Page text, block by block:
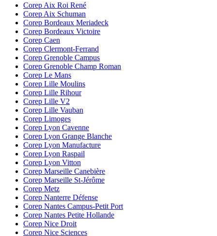
Corep Aix Roi René
Corep Aix Schuman
Corep Bordeaux Meriadeck
Corep Bordeaux Victoire
Corep Caen
Corep Clermont-Ferrand
Corep Grenoble Campus
Corep Grenoble Champ Roman
Corep Le Mans
Corep Lille Moulins
Corep Lille Rihour
Corep Lille V2
Corep Lille Vauban
Corep Limoges
Corep Lyon Cavenne
Corep Lyon Grange Blanche
Corep Lyon Manufacture
Corep Lyon Raspail
Corep Lyon Vitton
Corep Marseille Canebière
Corep Marseille St-Jérôme
Corep Metz
Corep Nanterre Défense
Corep Nantes Campus-Petit Port
Corep Nantes Petite Hollande
Corep Nice Droit
Corep Nice Sciences